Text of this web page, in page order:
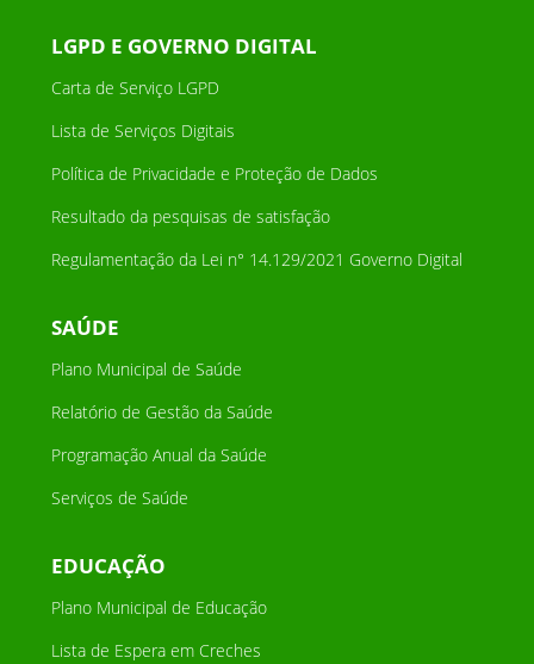
LGPD E GOVERNO DIGITAL
Carta de Serviço LGPD
Lista de Serviços Digitais
Política de Privacidade e Proteção de Dados
Resultado da pesquisas de satisfação
Regulamentação da Lei n° 14.129/2021 Governo Digital
SAÚDE
Plano Municipal de Saúde
Relatório de Gestão da Saúde
Programação Anual da Saúde
Serviços de Saúde
EDUCAÇÃO
Plano Municipal de Educação
Lista de Espera em Creches